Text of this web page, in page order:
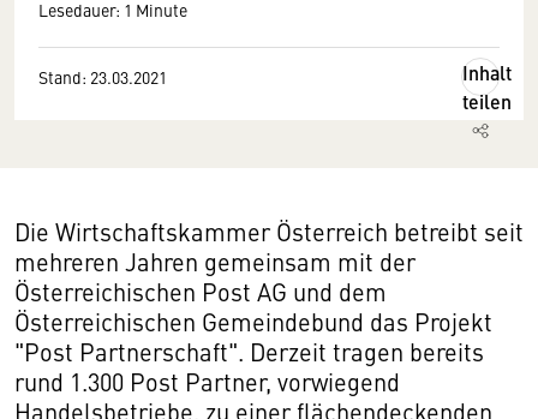
Lesedauer: 1 Minute
Stand: 23.03.2021
Inhalt
teilen
Die Wirtschaftskammer Österreich betreibt seit
mehreren Jahren gemeinsam mit der
Österreichischen Post AG und dem
Österreichischen Gemeindebund das Projekt
"Post Partnerschaft". Derzeit tragen bereits
rund 1.300 Post Partner, vorwiegend
Handelsbetriebe, zu einer flächendeckenden